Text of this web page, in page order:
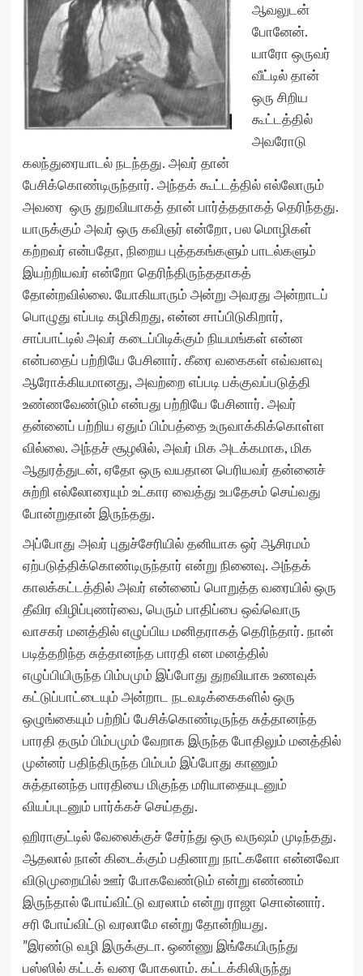
ஆவலுடன்
போனேன்.
யாரோ ஒருவர்
வீட்டில் தான்
ஒரு சிறிய
கூட்டத்தில்
அவரோடு
கலந்துரையாடல் நடந்தது. அவர் தான்
பேசிக்கொண்டிருந்தார். அந்தக் கூட்டத்தில் எல்லோரும்
அவரை ஒரு துறவியாகத் தான் பார்த்ததாகத் தெரிந்தது.
யாருக்கும் அவர் ஒரு கவிஞர் என்றோ, பல மொழிகள்
கற்றவர் என்பதோ, நிறைய புத்தகங்களும் பாடல்களும்
இயற்றியவர் என்றோ தெரிந்திருந்ததாகத்
தோன்றவில்லை. யோகியாரும் அன்று அவரது அன்றாடப்
பொழுது எப்படி கழிகிறது, என்ன சாப்பிடுகிறார்,
சாப்பாட்டில் அவர் கடைப்பிடிக்கும் நியமங்கள் என்ன
என்பதைப் பற்றியே பேசினார். கீரை வகைகள் எவ்வளவு
ஆரோக்கியமானது, அவற்றை எப்படி பக்குவப்படுத்தி
உண்ணவேண்டும் என்பது பற்றியே பேசினார். அவர்
தன்னைப் பற்றிய ஏதும் பிம்பத்தை உருவாக்கிக்கொள்ள
வில்லை. அந்தச் சூழலில், அவர் மிக அடக்கமாக, மிக
ஆதுரத்துடன், ஏதோ ஒரு வயதான பெரியவர் தன்னைச்
சுற்றி எல்லோரையும் உட்கார வைத்து உபதேசம் செய்வது
போன்றுதான் இருந்தது.
அப்போது அவர் புதுச்சேரியில் தனியாக ஒர் ஆசிரமம்
ஏற்படுத்திக்கொண்டிருந்தார் என்று நினைவு. அந்தக்
காலக்கட்டத்தில் அவர் என்னைப் பொறுத்த வரையில் ஒரு
தீவிர விழிப்புணர்வை, பெரும் பாதிப்பை ஒவ்வொரு
வாசகர் மனத்தில் எழுப்பிய மனிதராகத் தெரிந்தார். நான்
படித்தறிந்த சுத்தானந்த பாரதி என மனத்தில்
எழுப்பியிருந்த பிம்பமும் இப்போது துறவியாக உணவுக்
கட்டுப்பாட்டையும் அன்றாட நடவடிக்கைகளில் ஒரு
ஒழுங்கையும் பற்றிப் பேசிக்கொண்டிருந்த சுத்தானந்த
பாரதி தரும் பிம்பமும் வேறாக இருந்த போதிலும் மனத்தில்
முன்னர் பதிந்திருந்த பிம்பம் இப்போது காணும்
சுத்தானந்த பாரதியை மிகுந்த மரியாதையுடனும்
வியப்புடனும் பார்க்கச் செய்தது.
ஹிராகுட்டில் வேலைக்குச் சேர்ந்து ஒரு வருஷம் முடிந்தது.
ஆதலால் நான் கிடைக்கும் பதினாறு நாட்களோ என்னவோ
விடுமுறையில் ஊர் போகவேண்டும் என்று எண்ணம்
இருந்தால் போய்விட்டு வரலாம் என்று ராஜா சொன்னார்.
சரி போய்விட்டு வரலாமே என்று தோன்றியது.
”இரண்டு வழி இருக்குடா. ஒண்ணு இங்கேயிருந்து
பஸ்ஸில் கட்டக் வரை போகலாம். கட்டக்கிலிருந்து